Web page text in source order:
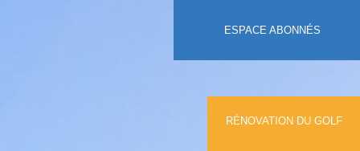
ESPACE ABONNÉS
RÉNOVATION DU GOLF